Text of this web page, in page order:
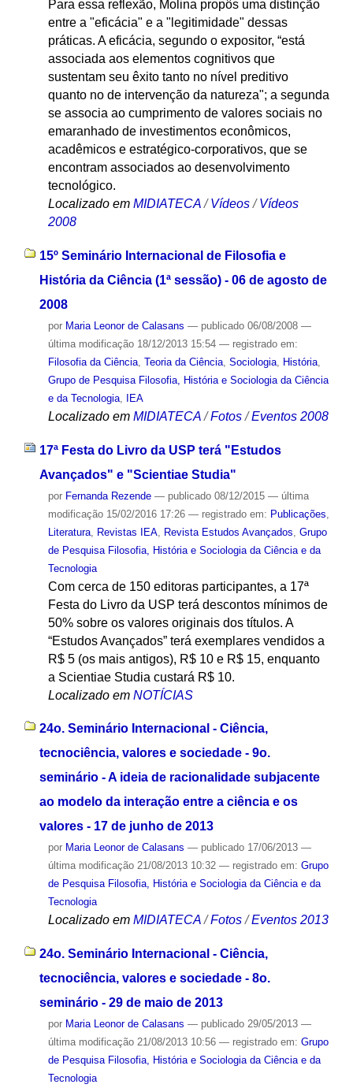
Para essa reflexão, Molina propôs uma distinção
entre a "eficácia" e a "legitimidade" dessas
práticas. A eficácia, segundo o expositor, “está
associada aos elementos cognitivos que
sustentam seu êxito tanto no nível preditivo
quanto no de intervenção da natureza"; a segunda
se associa ao cumprimento de valores sociais no
emaranhado de investimentos econômicos,
acadêmicos e estratégico-corporativos, que se
encontram associados ao desenvolvimento
tecnológico.
Localizado em MIDIATECA /Vídeos /Vídeos
2008
15º Seminário Internacional de Filosofia e
História da Ciência (1ª sessão) - 06 de agosto de
2008
por Maria Leonor de Calasans — publicado06/08/2008 —
última modificação18/12/2013 15:54 — registrado em:
Filosofia da Ciência, Teoria da Ciência, Sociologia, História,
Grupo de Pesquisa Filosofia, História e Sociologia da Ciência
e da Tecnologia, IEA
Localizado em MIDIATECA /Fotos /Eventos 2008
17ª Festa do Livro da USP terá "Estudos
Avançados" e "Scientiae Studia"
por Fernanda Rezende — publicado08/12/2015 — última
modificação15/02/2016 17:26 — registrado em: Publicações
Literatura, Revistas IEA, Revista Estudos Avançados Grupo
de Pesquisa Filosofia, História e Sociologia da Ciência e da
Tecnologia
Com cerca de 150 editoras participantes, a 17ª
Festa do Livro da USP terá descontos mínimos de
50% sobre os valores originais dos títulos. A
“Estudos Avançados” terá exemplares vendidos a
R$ 5 (os mais antigos), R$ 10 e R$ 15, enquanto
a Scientiae Studia custará R$ 10.
Localizado em NOTÍCIAS
24o. Seminário Internacional - Ciência,
tecnociência, valores e sociedade - 9o.
seminário - A ideia de racionalidade subjacente
ao modelo da interação entre a ciência e os
valores - 17 de junho de 2013
por Maria Leonor de Calasans — publicado17/06/2013 —
última modificação21/08/2013 10:32 — registrado em: Grupo
de Pesquisa Filosofia, História e Sociologia da Ciência e da
Tecnologia
Localizado em MIDIATECA /Fotos /Eventos 2013
24o. Seminário Internacional - Ciência,
tecnociência, valores e sociedade - 8o.
seminário - 29 de maio de 2013
por Maria Leonor de Calasans — publicado29/05/2013 —
última modificação21/08/2013 10:56 — registrado em: Grupo
de Pesquisa Filosofia, História e Sociologia da Ciência e da
Tecnologia